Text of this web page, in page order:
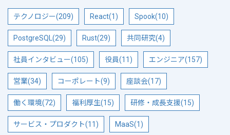
テクノロジー(209) React(1) Spook(10)
PostgreSQL(29) Rust(29) 共同研究(4)
社員インタビュー(105) 役員(11) エンジニア(157)
営業(34) コーポレート(9) 座談会(17)
働く環境(72) 福利厚生(15) 研修・成長支援(15)
サービス・プロダクト(11) MaaS(1)